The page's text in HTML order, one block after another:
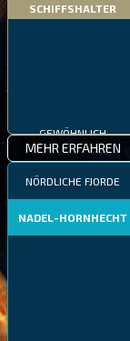
SCHIFFSHALTER
MEHR ERFAHREN
NÖRDLICHE FJORDE
NADEL-HORNHECHT